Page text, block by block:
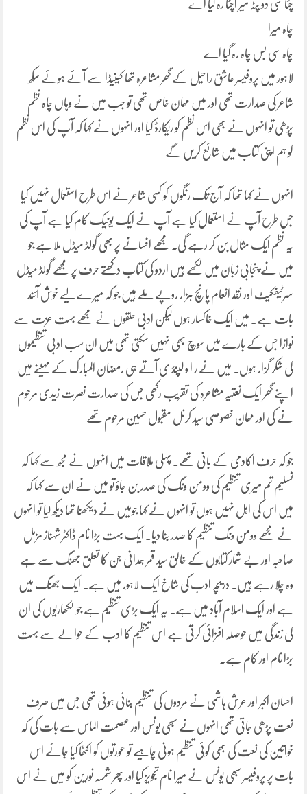
چٹا سی دو پٹہ میر اچٹا رہ گیا اے
چاہ میرا
چاہ سی بس چاہ رہ گیا اے
لاہور میں پروفیسر عاشق راحیل کے گھر مشاعرہ تھا کینیڈا سے آئے ہوئے سکھ
شاعر کی صدارت تھی اور میں مہمان خاص تھی تو جب میں نے وہاں چاہ نظم
پڑھی تو انہوں نے بھی اس نظم کو ریکارڈ کیا اور انہوں نے کہا کہ آپ کی اس نظم
کو ہم اپنی کتاب میں شائع کریں گے
انہوں نے کہا تھا کہ آج تک رنگوں کو کسی شاعر نے اس طرح استعمال نہیں کیا
جس طرح آپ نے استعمال کیا ہے آپ نے ایک یونیک کام کیا ہے آپ کی
یہ نظم ایک مثال بن کر رہے گی۔ مجھے افسانے پر بھی گولڈ میڈل ملا ہے جو
میں نے پنجابی زبان میں لکھے ہیں اردو کی کتاب دکھتے حرف پر مجھے گولڈ میڈل
سرٹیفکیٹ اور نقد انعام پانچ ہزار روپے ملے ہیں جو کہ میر ے لیے خوش آئند
بات ہے۔ میں ایک خاکسار ہوں لیکن ادبی حلقوں نے مجھے بہت عزت سے
نوازا جس کے بارے میں سوچ بھی نہیں سکتی تھی میں ان سب ادبی تنظیموں
کی شکر گزار ہوں۔ میں نے ر ا و لپنڈ ی آتے ہی رمضان المبارک کے مہینے میں
اپنے گھر ایک نعتیہ مشاعرہ کی تقریب رکھی جس کی صدارت نصرت زیدی مرحوم
نے کی اور مہمان خصوصی سید کرنل مقبول حسین مرحوم تھے
جو کہ حرف اکادمی کے بانی تھے۔ پہلی ملاقات میں انہوں نے مجھ سے کہا کہ
تسلیم تم میری تنظیم کی وومن ونگ کی صدر بن جاؤ تو میں نے ان سے کہا کہ
میں اس کی اہل نہیں ہوں تو انہوں نے کہا جومیں نے دیکھنا تھا دیکھ لیا تو انہوں
نے مجھے وومن ونگ تنظیم کا صدر بنا دیا۔ ایک بہت بڑا نام ڈاکٹر شہناز مزمل
صاحبہ اور بے شمار کتابوں کے خالق سید قمر ہمدانی جن کا تعلق جھنگ سے ہے
وہ چلا رہے ہیں۔ دریچہ ادب کی شاخ ایک لاہور میں ہے۔ ایک جھنگ میں
ہے اور ایک اسلام آباد میں ہے۔ یہ ایک بڑی تنظیم ہے جو لکھاریوں کی ان
کی زندگی میں حوصلہ افزائی کرتی ہے اس تنظیم کا ادب کے حوالے سے بہت
بڑا نام اور کام ہے۔
احسان اکبر اور عرش ہاشمی نے مردوں کی تنظیم بنائی ہوئی تھی جس میں صرف
نعت پڑھی جاتی تھی انہوں نے سبھی یونس اور عصمت الماس سے بات کی کہ
خواتین کی نعت کی بھی کوئی تنظیم ہونی چاہیے تو عورتوں کو اکٹھا کیا جائے اس
بات پر پروفیسر سبھی یونس نے میرا نام تجویز کیا اور پھر شمسہ نورین کو میں نے اس